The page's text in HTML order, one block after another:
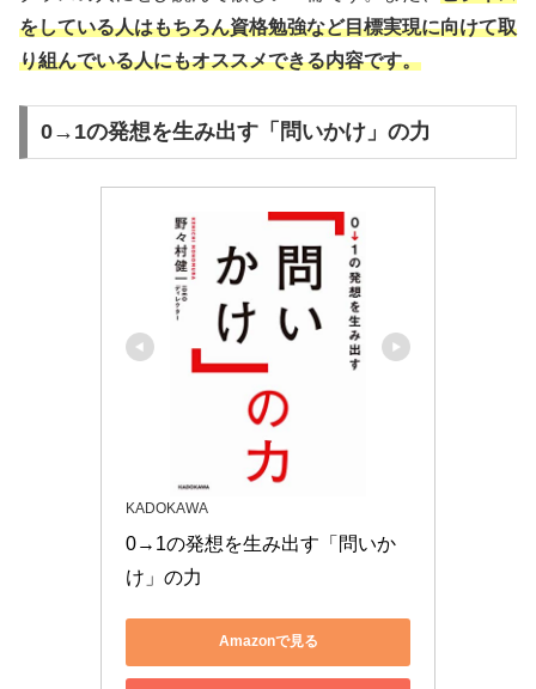
をしている人はもちろん資格勉強など目標実現に向けて取
り組んでいる人にもオススメできる内容です。
0→1の発想を生み出す「問いかけ」の力
KADOKAWA
0→1の発想を生み出す「問いか
け」の力
Amazonで見る